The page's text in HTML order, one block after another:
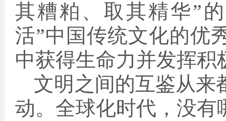
其糟粕、取其精华”
活”中国传统文化的优
中获得生命力并发挥积
文明之间的互鉴从来
动。全球化时代，没有